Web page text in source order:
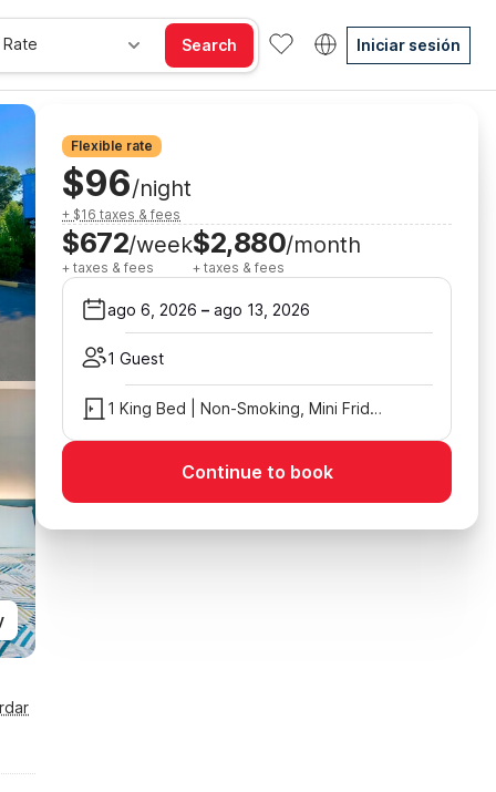
Search Iniciar sesión
Flexible rate
$96/night
+ $16 taxes & fees
$672/week
+ taxes & fees
$2,880/month
+ taxes & fees
ago 6, 2026 – ago 13, 2026
1 Guest
1 King Bed | Non-Smoking, Mini Fridge
Continue to book